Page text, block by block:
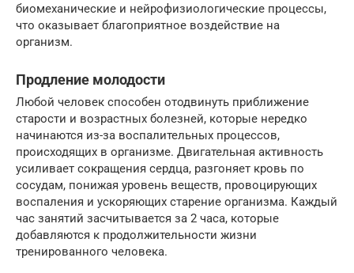
биомеханические и нейрофизиологические процессы,
что оказывает благоприятное воздействие на
организм.
Продление молодости
Любой человек способен отодвинуть приближение
старости и возрастных болезней, которые нередко
начинаются из-за воспалительных процессов,
происходящих в организме. Двигательная активность
усиливает сокращения сердца, разгоняет кровь по
сосудам, понижая уровень веществ, провоцирующих
воспаления и ускоряющих старение организма. Каждый
час занятий засчитывается за 2 часа, которые
добавляются к продолжительности жизни
тренированного человека.